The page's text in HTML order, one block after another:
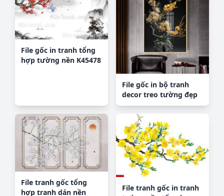
File gốc in tranh tổng
hợp tường nền K45478
File gốc in bộ tranh
decor treo tường đẹp
hoa 5d DC2180
File tranh gốc tổng
hợp tranh dán nền
File tranh gốc in tranh